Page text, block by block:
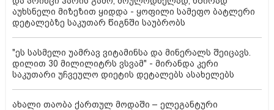
აუხსნელი მიზეზით ყიდდა - ყოფილი სამეფო ბატლერი
დეტალებზე საკუთარ წიგნში საუბრობს
"ეს სასმელი უამრავ ვიტამინსა და მინერალს შეიცავს.
დილით 30 მილილიტრს ვსვამ" - მირანდა კერი
საკუთარი უჩვეულო დიეტის დეტალებს ასახელებს
ახალი თაობა ქართულ მოდაში – ელეგანტური